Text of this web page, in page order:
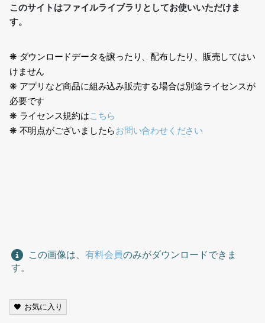
このサイトはファイルライブラリとしてお使いいただけま
す。
❋ ダウンロードデータを譲ったり、配布したり、販売してはい
けません
❋ アプリなど商品に組み込み販売する場合は別途ライセンスが
必要です
❋ ライセンス規約はこちら
❋ 不明点がございましたらお問い合わせください
この画像は、 有料会員のみがダウンロードできま
す。
お気に入り